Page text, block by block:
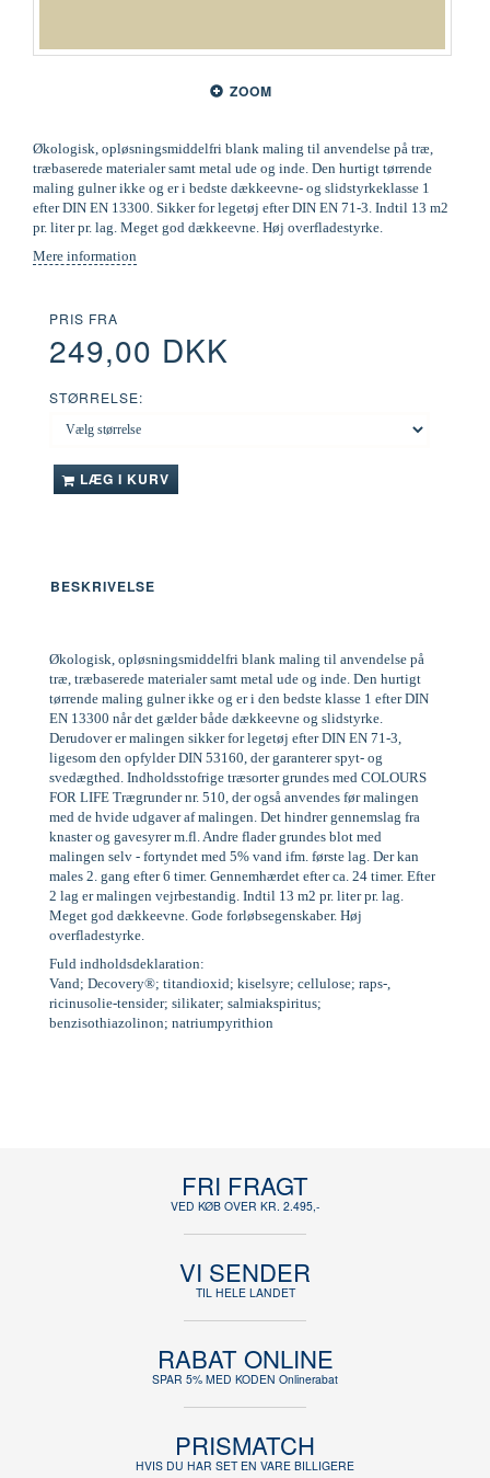
ZOOM
Økologisk, opløsningsmiddelfri blank maling til anvendelse på træ,
træbaserede materialer samt metal ude og inde. Den hurtigt tørrende
maling gulner ikke og er i bedste dækkeevne- og slidstyrkeklasse 1
efter DIN EN 13300. Sikker for legetøj efter DIN EN 71-3. Indtil 13 m2
pr. liter pr. lag. Meget god dækkeevne. Høj overfladestyrke.
Mere information
PRIS FRA
249,00 DKK
STØRRELSE:
LÆG I KURV
BESKRIVELSE
Økologisk, opløsningsmiddelfri blank maling til anvendelse på
træ, træbaserede materialer samt metal ude og inde. Den hurtigt
tørrende maling gulner ikke og er i den bedste klasse 1 efter DIN
EN 13300 når det gælder både dækkeevne og slidstyrke.
Derudover er malingen sikker for legetøj efter DIN EN 71-3,
ligesom den opfylder DIN 53160, der garanterer spyt- og
svedægthed. Indholdsstofrige træsorter grundes med COLOURS
FOR LIFE Trægrunder nr. 510, der også anvendes før malingen
med de hvide udgaver af malingen. Det hindrer gennemslag fra
knaster og gavesyrer m.fl. Andre flader grundes blot med
malingen selv - fortyndet med 5% vand ifm. første lag. Der kan
males 2. gang efter 6 timer. Gennemhærdet efter ca. 24 timer. Efter
2 lag er malingen vejrbestandig. Indtil 13 m2 pr. liter pr. lag.
Meget god dækkeevne. Gode forløbsegenskaber. Høj
overfladestyrke.
Fuld indholdsdeklaration:
Vand; Decovery®; titandioxid; kiselsyre; cellulose; raps-,
ricinusolie-tensider; silikater; salmiakspiritus;
benzisothiazolinon; natriumpyrithion
FRI FRAGT
VED KØB OVER KR. 2.495,-
VI SENDER
TIL HELE LANDET
RABAT ONLINE
SPAR 5% MED KODEN Onlinerabat
PRISMATCH
HVIS DU HAR SET EN VARE BILLIGERE